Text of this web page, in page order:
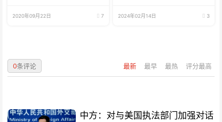
2020年09月22日 7 2024年02月14日 3
最新 最早 最热 评分最高
0条评论
中方：对与美国执法部门加强对话